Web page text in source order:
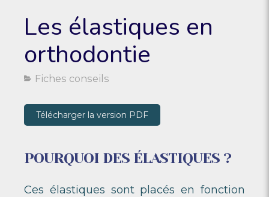
Les élastiques en
orthodontie
Fiches conseils
Télécharger la version PDF
POURQUOI DES ÉLASTIQUES ?
Ces élastiques sont placés en fonction